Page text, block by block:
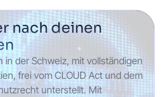
nach deinen
in der Schweiz, mit vollständigen
frei vom CLOUD Act und dem
unterstellt. Mit